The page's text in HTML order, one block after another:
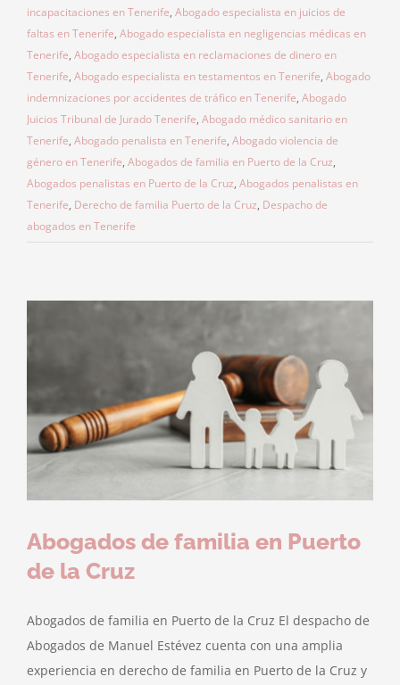
incapacitaciones en Tenerife, Abogado especialista en juicios de
faltas en Tenerife, Abogado especialista en negligencias médicas en
Tenerife, Abogado especialista en reclamaciones de dinero en
Tenerife, Abogado especialista en testamentos en Tenerife, Abogado
indemnizaciones por accidentes de tráfico en Tenerife, Abogado
Juicios Tribunal de Jurado Tenerife, Abogado médico sanitario en
Tenerife, Abogado penalista en Tenerife, Abogado violencia de
género en Tenerife, Abogados de familia en Puerto de la Cruz,
Abogados penalistas en Puerto de la Cruz, Abogados penalistas en
Tenerife, Derecho de familia Puerto de la Cruz, Despacho de
abogados en Tenerife
Abogados de familia en Puerto
de la Cruz
Abogados de familia en Puerto de la Cruz El despacho de
Abogados de Manuel Estévez cuenta con una amplia
experiencia en derecho de familia en Puerto de la Cruz y